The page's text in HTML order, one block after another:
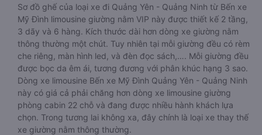
Sơ đồ ghế của loại xe đi Quảng Yên - Quảng Ninh từ Bến xe
Mỹ Đình limousine giường nằm VIP này được thiết kế 2 tầng,
3 dãy và 6 hàng. Kích thước dài hơn dòng xe giường nằm
thông thường một chút. Tuy nhiên tại mỗi giường đều có rèm
che riêng, màn hình led, và đèn đọc sách,…. Mỗi giường đều
được bọc da êm ái, tương đương với phân khúc hạng 3 sao.
Dòng xe limousine Bến xe Mỹ Đình Quảng Yên - Quảng Ninh
này có giá cả phải chăng hơn dòng xe limousine giường
phòng cabin 22 chỗ và đang được nhiều hành khách lựa
chọn. Trong tương lai không xa, đây chính là loại xe thay thế
xe giường nằm thông thường.